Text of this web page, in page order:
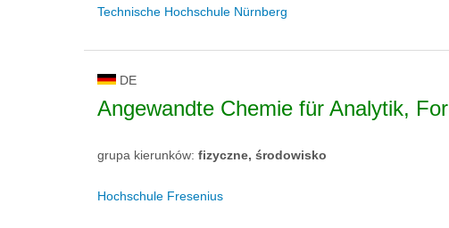
Technische Hochschule Nürnberg
DE
Angewandte Chemie für Analytik,
grupa kierunków: fizyczne, środowisko
Hochschule Fresenius